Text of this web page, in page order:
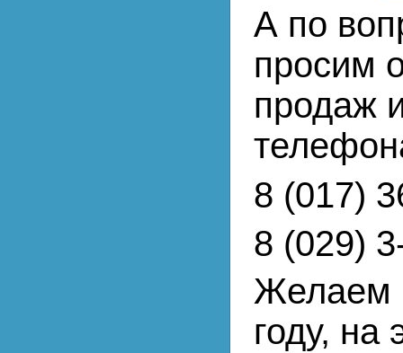
А по
просим
продаж
8 (017)
8 (029)
Желаем
году, на